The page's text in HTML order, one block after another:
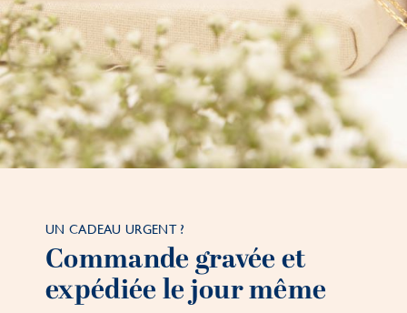
UN CADEAU URGENT ?
Commande gravée et
expédiée le jour même